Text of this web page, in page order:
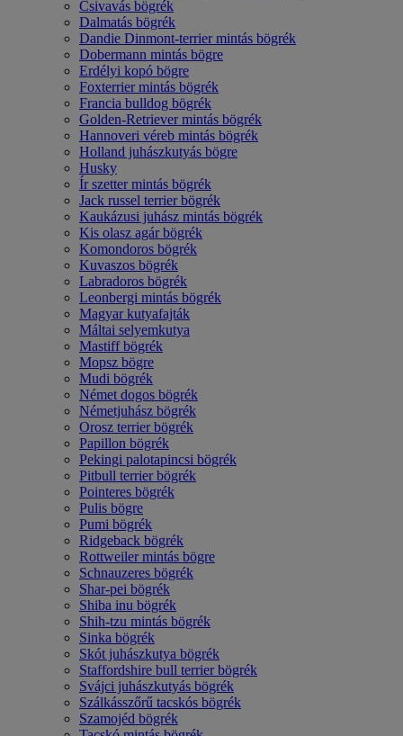
Csivavás bögrék
Dalmatás bögrék
Dandie Dinmont-terrier mintás bögrék
Dobermann mintás bögre
Erdélyi kopó bögre
Foxterrier mintás bögrék
Francia bulldog bögrék
Golden-Retriever mintás bögrék
Hannoveri véreb mintás bögrék
Holland juhászkutyás bögre
Husky
Ír szetter mintás bögrék
Jack russel terrier bögrék
Kaukázusi juhász mintás bögrék
Kis olasz agár bögrék
Komondoros bögrék
Kuvaszos bögrék
Labradoros bögrék
Leonbergi mintás bögrék
Magyar kutyafajták
Máltai selyemkutya
Mastiff bögrék
Mopsz bögre
Mudi bögrék
Német dogos bögrék
Németjuhász bögrék
Orosz terrier bögrék
Papillon bögrék
Pekingi palotapincsi bögrék
Pitbull terrier bögrék
Pointeres bögrék
Pulis bögre
Pumi bögrék
Ridgeback bögrék
Rottweiler mintás bögre
Schnauzeres bögrék
Shar-pei bögrék
Shiba inu bögrék
Shih-tzu mintás bögrék
Sinka bögrék
Skót juhászkutya bögrék
Staffordshire bull terrier bögrék
Svájci juhászkutyás bögrék
Szálkásszőrű tacskós bögrék
Szamojéd bögrék